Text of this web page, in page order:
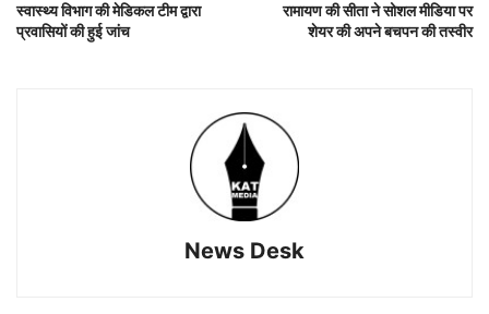
स्वास्थ्य विभाग की मेडिकल टीम द्वारा
प्रवासियों की हुई जांच
रामायण की सीता ने सोशल मीडिया पर
शेयर की अपने बचपन की तस्वीर
News Desk